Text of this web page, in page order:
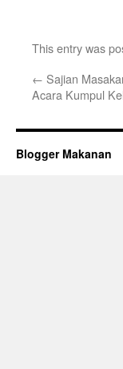
This entry was
← Sajian
Acara Kumpul
Blogger Makanan